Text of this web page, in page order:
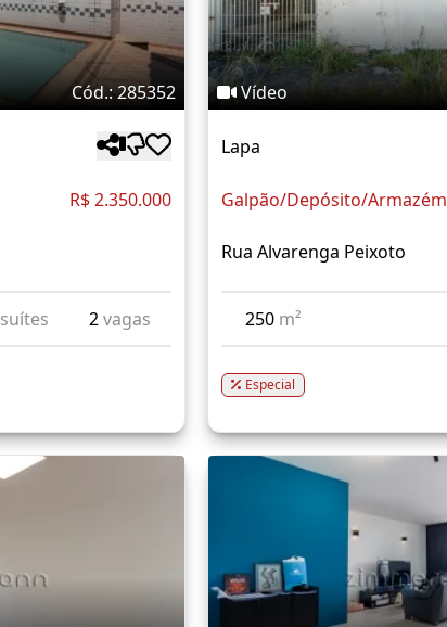
Cód.: 285352
R$ 2.350.000
suítes 2vagas
Vídeo
Lapa
Galpão/Depósito/Armazém
Rua Alvarenga Peixoto
250 m²
Especial